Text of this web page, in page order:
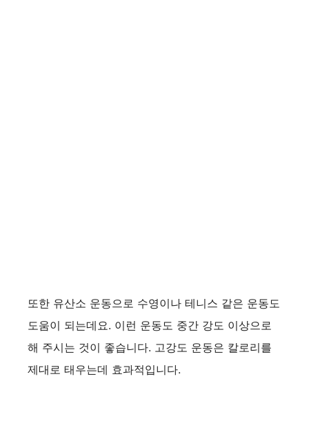
또한 유산소 운동으로 수영이나 테니스 같은 운동도
도움이 되는데요. 이런 운동도 중간 강도 이상으로
해 주시는 것이 좋습니다. 고강도 운동은 칼로리를
제대로 태우는데 효과적입니다.